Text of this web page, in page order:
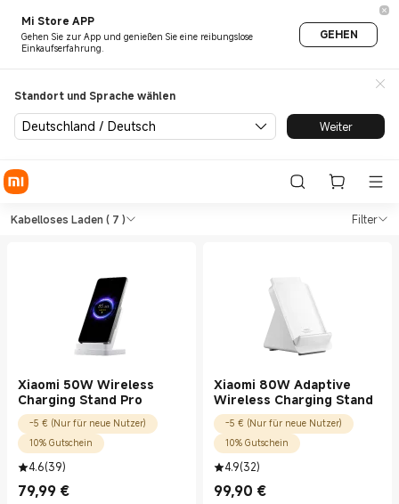
Mi Store APP
Gehen Sie zur App und genießen Sie eine reibungslose
Einkaufserfahrung.
GEHEN
Standort und Sprache wählen
Deutschland / Deutsch Weiter
Shop Aufladen Kabelloses
Kabelloses Laden ( 7 ) Filter
Shop Aufladen Kabelloses Laden in
Xiaomi 50W Wireless
Charging Stand Pro
-5 € (Nur für neue Nutzer)
10% Gutschein
4.6(39)
79,99 €
Current Price €79.99
Xiaomi 80W Adaptive
Wireless Charging Stand
-5 € (Nur für neue Nutzer)
10% Gutschein
4.9(32)
99,90 €
Current Price €99.90